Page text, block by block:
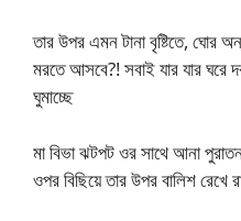
তার উপর এমন টানা বৃষ্টিতে, ঘোর
মরতে আসবে?! সবাই যার যার ঘরে
ঘুমাচ্ছে
মা বিভা ঝটপট ওর সাথে আনা
ওপর বিছিয়ে তার উপর বালিশ